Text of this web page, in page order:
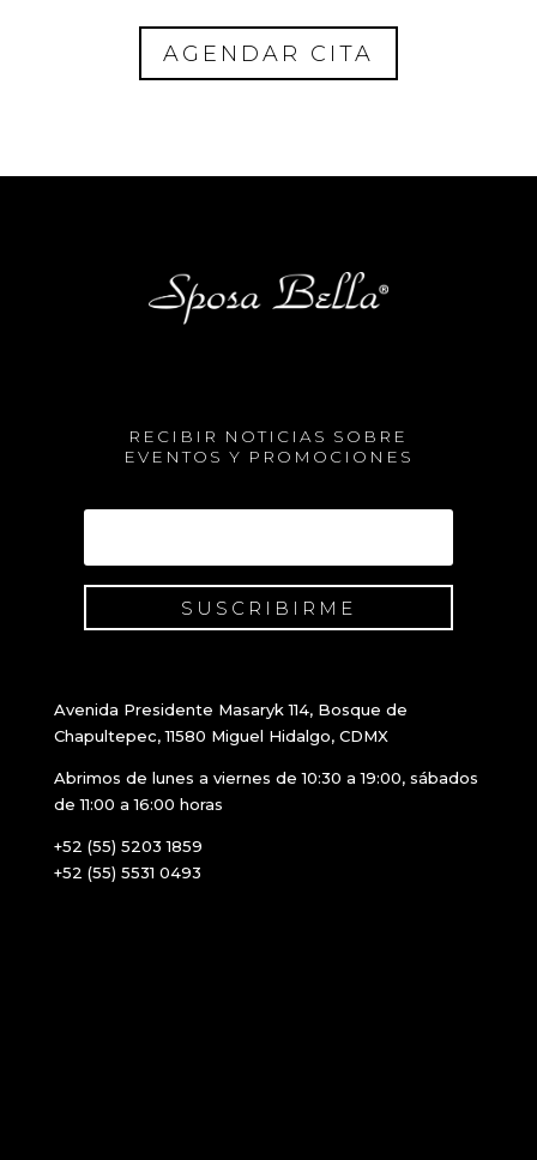
AGENDAR CITA
RECIBIR NOTICIAS SOBRE
EVENTOS Y PROMOCIONES
SUSCRIBIRME
Avenida Presidente Masaryk 114, Bosque de
Chapultepec, 11580 Miguel Hidalgo, CDMX
Abrimos de lunes a viernes de 10:30 a 19:00, sábados
de 11:00 a 16:00 horas
+52 (55) 5203 1859
+52 (55) 5531 0493